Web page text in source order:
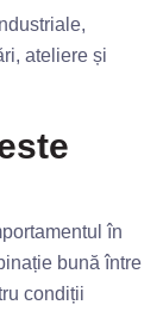
ateliere și
în
bună între
condiții